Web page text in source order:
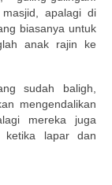
apalagi di
biasanya untuk
anak rajin ke
sudah baligh,
mengendalikan
mereka juga
ketika lapar dan